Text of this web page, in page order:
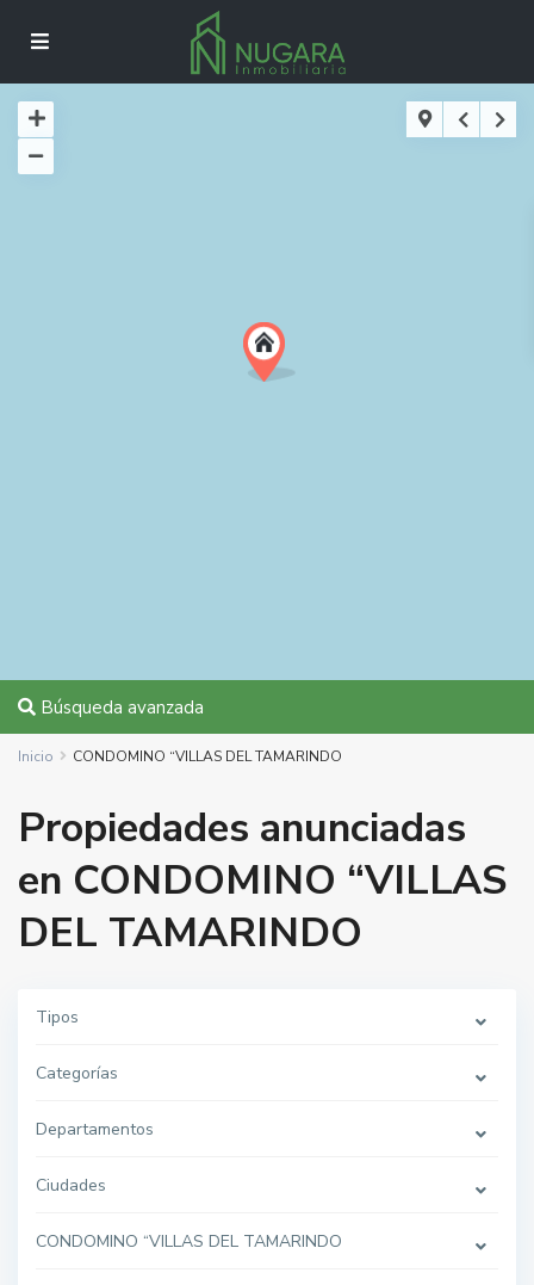
Búsqueda avanzada
Inicio CONDOMINO “VILLAS DEL TAMARINDO
Propiedades anunciadas
en CONDOMINO “VILLAS
DEL TAMARINDO
Tipos
Categorías
Departamentos
Ciudades
CONDOMINO “VILLAS DEL TAMARINDO